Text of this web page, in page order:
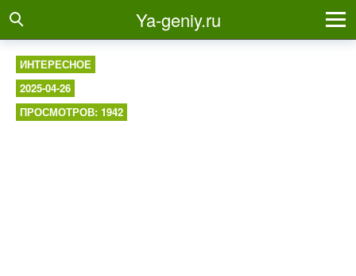
Ya-geniy.ru
ИНТЕРЕСНОЕ
2025-04-26
ПРОСМОТРОВ: 1942